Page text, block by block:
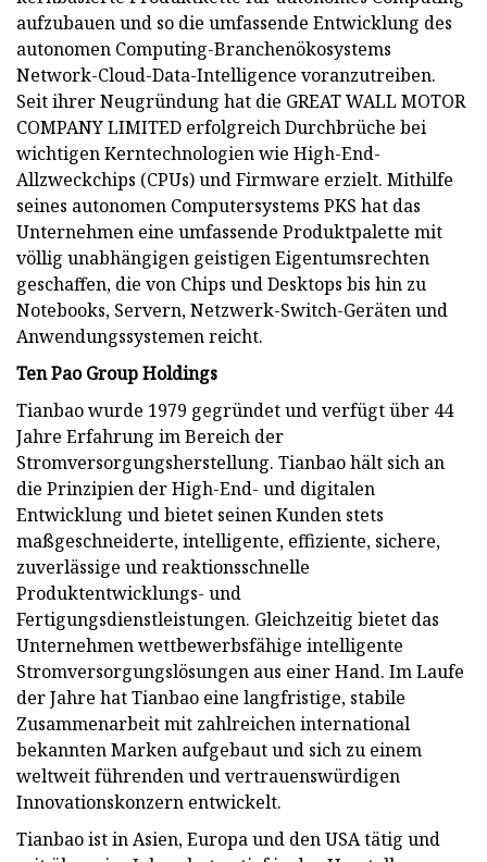
aufzubauen und so die umfassende Entwicklung des
autonomen Computing-Branchenökosystems
Network-Cloud-Data-Intelligence voranzutreiben.
Seit ihrer Neugründung hat die GREAT WALL MOTOR
COMPANY LIMITED erfolgreich Durchbrüche bei
wichtigen Kerntechnologien wie High-End-
Allzweckchips (CPUs) und Firmware erzielt. Mithilfe
seines autonomen Computersystems PKS hat das
Unternehmen eine umfassende Produktpalette mit
völlig unabhängigen geistigen Eigentumsrechten
geschaffen, die von Chips und Desktops bis hin zu
Notebooks, Servern, Netzwerk-Switch-Geräten und
Anwendungssystemen reicht.
Ten Pao Group Holdings
Tianbao wurde 1979 gegründet und verfügt über 44
Jahre Erfahrung im Bereich der
Stromversorgungsherstellung. Tianbao hält sich an
die Prinzipien der High-End- und digitalen
Entwicklung und bietet seinen Kunden stets
maßgeschneiderte, intelligente, effiziente, sichere,
zuverlässige und reaktionsschnelle
Produktentwicklungs- und
Fertigungsdienstleistungen. Gleichzeitig bietet das
Unternehmen wettbewerbsfähige intelligente
Stromversorgungslösungen aus einer Hand. Im Laufe
der Jahre hat Tianbao eine langfristige, stabile
Zusammenarbeit mit zahlreichen international
bekannten Marken aufgebaut und sich zu einem
weltweit führenden und vertrauenswürdigen
Innovationskonzern entwickelt.
Tianbao ist in Asien, Europa und den USA tätig und